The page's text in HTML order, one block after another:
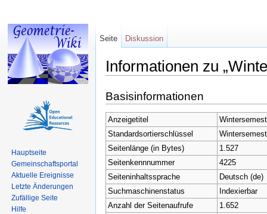
Informationen zu
Basisinformationen
Anzeigetitel
Standardsortierschlüssel
Seitenlänge (in Bytes)
1.527
Seitenkennnummer
4225
Seiteninhaltssprache
Deutsch (de)
Suchmaschinenstatus
Indexierbar
Anzahl der Seitenaufrufe
1.652
Seite Diskussion
Hauptseite
Gemeinschaftsportal
Aktuelle Ereignisse
Letzte Änderungen
Zufällige Seite
Hilfe